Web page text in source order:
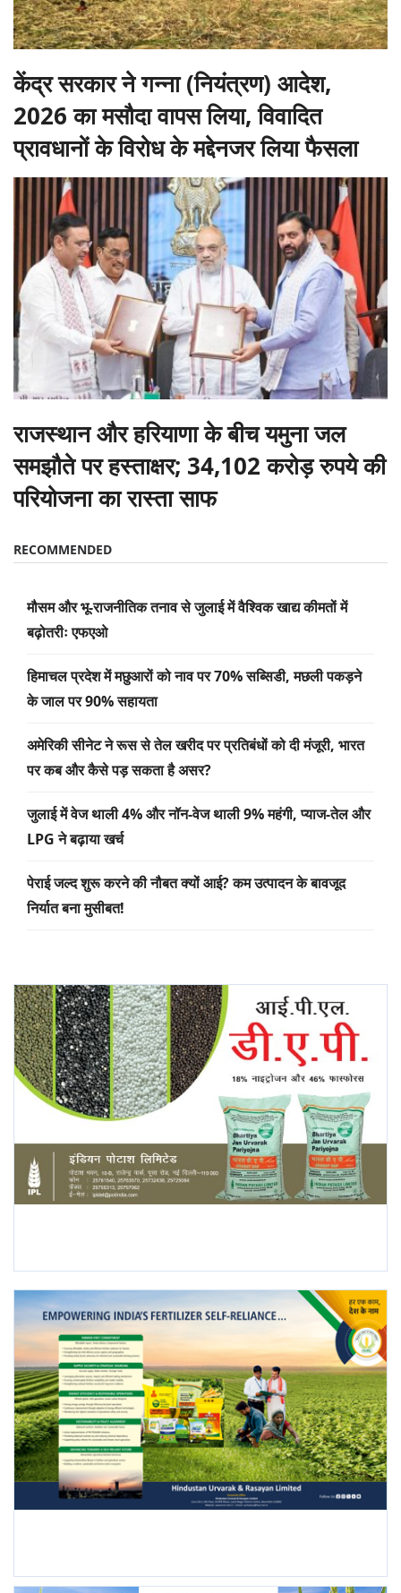
केंद्र सरकार ने गन्ना (नियंत्रण) आदेश,
2026 का मसौदा वापस लिया, विवादित
प्रावधानों के विरोध के मद्देनजर लिया फैसला
राजस्थान और हरियाणा के बीच यमुना जल
समझौते पर हस्ताक्षर; 34,102 करोड़ रुपये की
परियोजना का रास्ता साफ
RECOMMENDED
मौसम और भू-राजनीतिक तनाव से जुलाई में वैश्विक खाद्य कीमतों में
बढ़ोतरीः एफएओ
हिमाचल प्रदेश में मछुआरों को नाव पर 70% सब्सिडी, मछली पकड़ने
के जाल पर 90% सहायता
अमेरिकी सीनेट ने रूस से तेल खरीद पर प्रतिबंधों को दी मंजूरी, भारत
पर कब और कैसे पड़ सकता है असर?
जुलाई में वेज थाली 4% और नॉन-वेज थाली 9% महंगी, प्याज-तेल और
LPG ने बढ़ाया खर्च
पेराई जल्द शुरू करने की नौबत क्यों आई? कम उत्पादन के बावजूद
निर्यात बना मुसीबत!